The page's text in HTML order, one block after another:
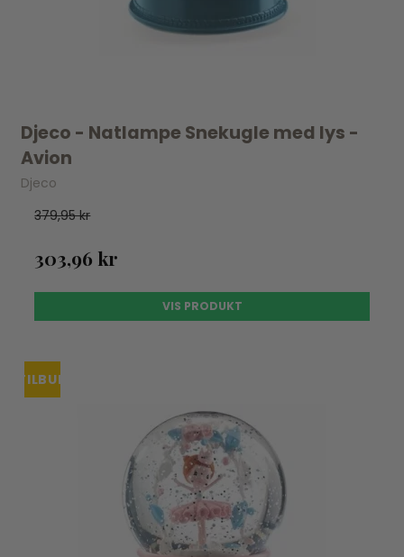
Djeco - Natlampe Snekugle med lys -
Avion
Djeco
379,95 kr
303,96 kr
VIS PRODUKT
TILBUD